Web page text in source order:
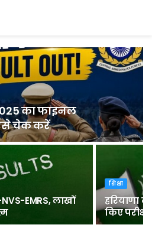
का फाइनल
चेक करें
EMRS, लाखों
शिक्षा
हरियाणा
किए